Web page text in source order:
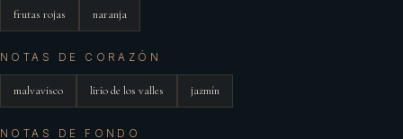
frutas rojas naranja
NOTAS DE CORAZÓN
malvavisco lirio de los valles jazmín
NOTAS DE FONDO